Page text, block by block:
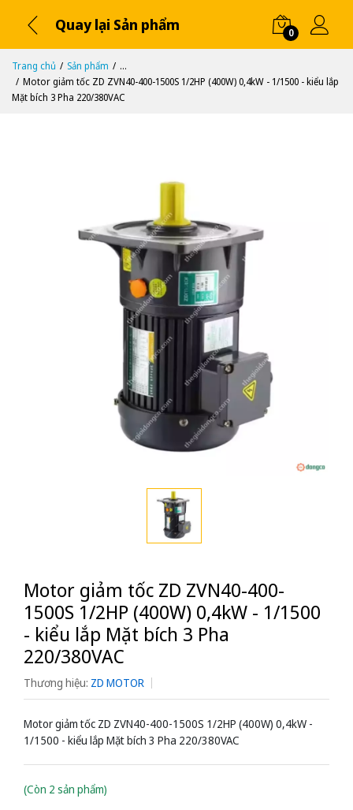
Quay lại Sản phẩm 0
Trang chủ Sản phẩm
...
Motor giảm tốc ZD ZVN40-400-1500S 1/2HP (400W) 0,4kW - 1/1500 - kiểu lắp
Mặt bích 3 Pha 220/380VAC
Motor giảm tốc ZD ZVN40-400-
1500S 1/2HP (400W) 0,4kW - 1/1500
- kiểu lắp Mặt bích 3 Pha
220/380VAC
Thương hiệu: ZD MOTOR
Motor giảm tốc ZD ZVN40-400-1500S 1/2HP (400W) 0,4kW -
1/1500 - kiểu lắp Mặt bích 3 Pha 220/380VAC
(Còn 2 sản phẩm)